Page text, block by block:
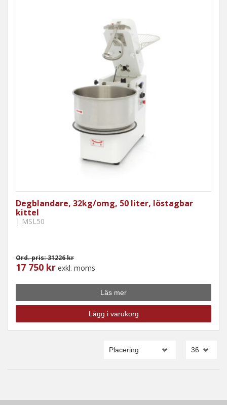
Degblandare, 32kg/omg, 50 liter, löstagbar
kittel
| MSL50
Ord. pris: 31226 kr
17 750 kr exkl. moms
Läs mer
Lägg i varukorg